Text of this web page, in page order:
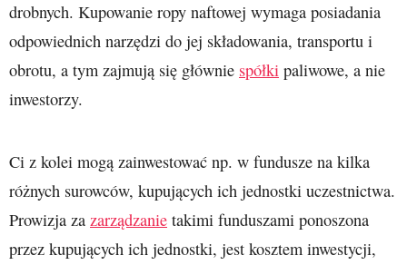
drobnych. Kupowanie ropy naftowej wymaga posiadania
odpowiednich narzędzi do jej składowania, transportu i
obrotu, a tym zajmują się głównie spółki paliwowe, a nie
inwestorzy.
Ci z kolei mogą zainwestować np. w fundusze na kilka
różnych surowców, kupujących ich jednostki uczestnictwa.
Prowizja za zarządzanie takimi funduszami ponoszona
przez kupujących ich jednostki, jest kosztem inwestycji,